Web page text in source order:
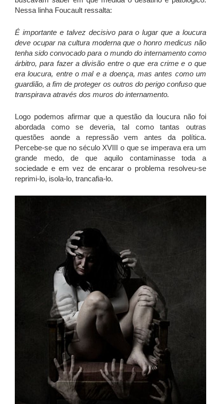
Nessa linha Foucault ressalta:
É importante e talvez decisivo para o lugar que a loucura
deve ocupar na cultura moderna que o honro medicus não
tenha sido convocado para o mundo do internamento como
árbitro, para fazer a divisão entre o que era crime e o que
era loucura, entre o mal e a doença, mas antes como um
guardião, a fim de proteger os outros do perigo confuso que
transpirava através dos muros do internamento.
Logo podemos afirmar que a questão da loucura não foi
abordada como se deveria, tal como tantas outras
questões aonde a repressão vem antes da política.
Percebe-se que no século XVIII o que se imperava era um
grande medo, de que aquilo contaminasse toda a
sociedade e em vez de encarar o problema resolveu-se
reprimi-lo, isola-lo, trancafia-lo.